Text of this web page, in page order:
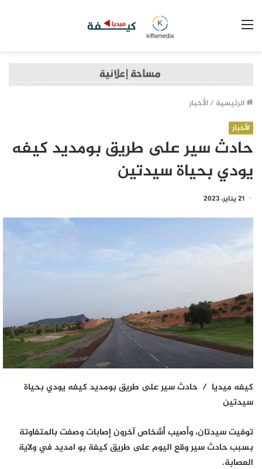
الرئيسية /الأخبار
الأخبار
حادث سير على طريق بومديد كيفه
يودي بحياة سيدتين
21 يناير، 2023
كيفه ميديا / حادث سير على طريق بومديد كيفه يودي بحياة
سيدتين
توفيت سيدتان، وأصيب أشخاص آخرون إصابات وصفت بالمتفاوتة
بسبب حادث سير وقع اليوم على طريق كيفة بو امديد في ولاية
العصابة.